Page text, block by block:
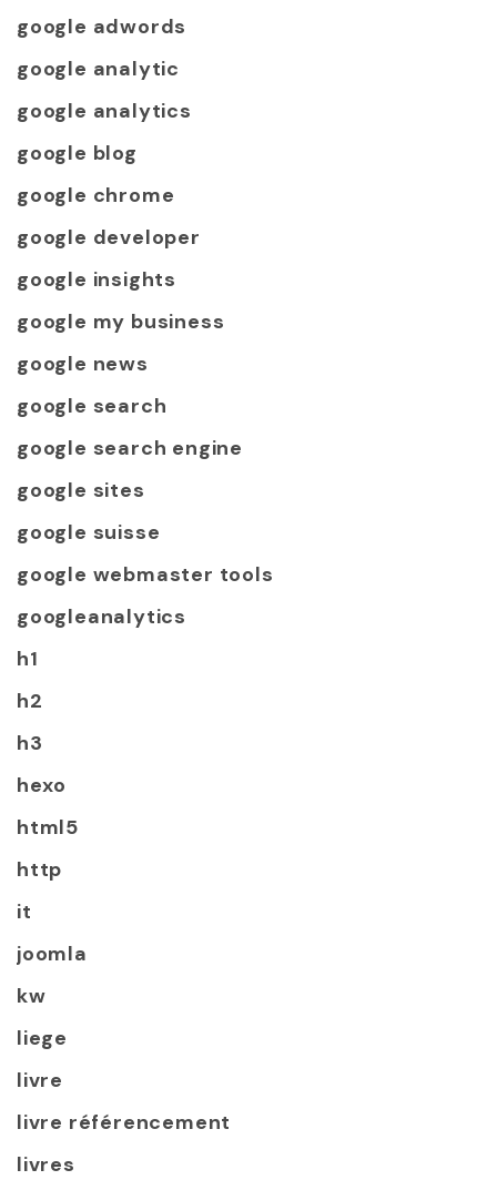
google adwords
google analytic
google analytics
google blog
google chrome
google developer
google insights
google my business
google news
google search
google search engine
google sites
google suisse
google webmaster tools
googleanalytics
h1
h2
h3
hexo
html5
http
it
joomla
kw
liege
livre
livre référencement
livres